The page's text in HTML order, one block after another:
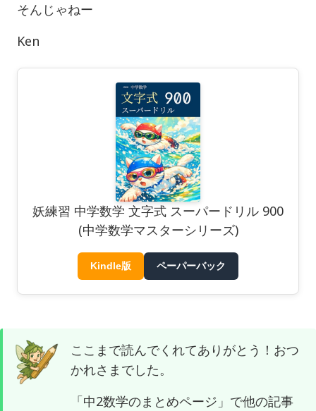
そんじゃねー
Ken
妖練習 中学数学 文字式 スーパードリル 900
(中学数学マスターシリーズ)
Kindle版 ペーパーバック
ここまで読んでくれてありがとう！おつ
かれさまでした。
「中2数学のまとめページ」で他の記事